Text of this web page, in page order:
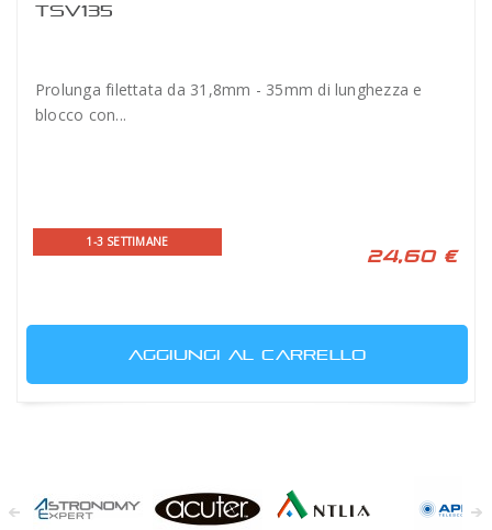
TSV135
Prolunga filettata da 31,8mm - 35mm di lunghezza e
blocco con...
1-3 SETTIMANE
24,60 €
AGGIUNGI AL CARRELLO